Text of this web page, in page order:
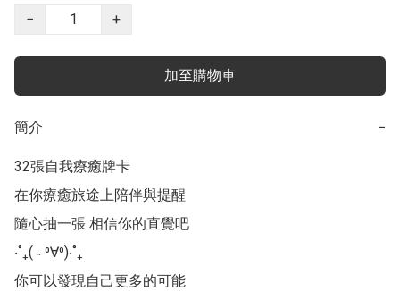
−
+
加至購物車
簡介 −
32張自我療癒牌卡
在你療癒旅途上陪伴與提醒
隨心抽一張 相信你的直覺吧
‧˚₊( ˶ ⁰∀⁰)‧˚₊
你可以發現自己更多的可能